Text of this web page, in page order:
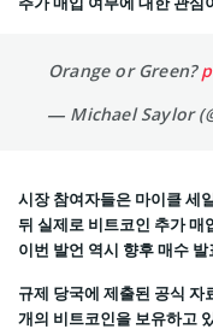
Orange or Green?
— Michael Saylor
시장 참여자들은 마이클 세
뒤 실제로 비트코인 추가 매
이번 발언 역시 향후 매수
규제 당국에 제출된 공식 자
개의 비트코인을 보유하고